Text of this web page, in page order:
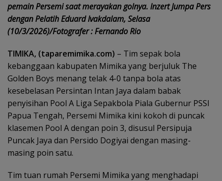
pemain Persemi saat merayakan golnya. Inzert Jumpa Pers
dengan Pelatih Eduard Ivakdalam, Selasa
(10/3/2026)/Fotografer : Fernando Rio
TIMIKA, (taparemimika.com) – Tim sepak bola
kebanggaan kabupaten Mimika yang berjuluk The
Golden Boys menang telak 4-0 tanpa bola atas
kesebelasan Persintan Intan Jaya dalam babak
penyisihan Pool A Liga Sepakbola Piala Gubernur PSSI
Papua Tengah, Persemi Mimika kini kokoh di puncak
klasemen Pool A dengan poin 3, disusul Persipuja
Puncak Jaya dan Persido Dogiyai dengan masing-
masing poin satu.
Tim tuan rumah Persemi Mimika yang menghadapi